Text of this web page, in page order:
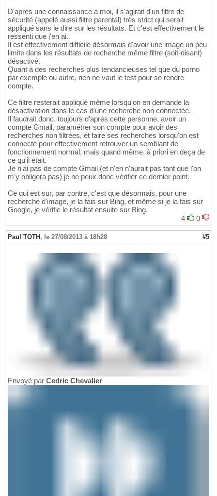
D'après une connaissance à moi, il s'agirait d'un filtre de
sécurité (appelé aussi filtre parental) très strict qui serait
appliqué sans le dire sur les résultats. Et c'est effectivement le
ressenti que j'en ai.
Il est effectivement difficile désormais d'avoir une image un peu
limite dans les résultats de recherche même filtre (soit-disant)
désactivé.
Quant à des recherches plus tendancieuses tel que du porno
par exemple ou autre, rien ne vaut le test pour se rendre
compte.
Ce filtre resterait appliqué même lorsqu'on en demande la
désactivation dans le cas d'une recherche non connectée.
Il faudrait donc, toujours d'après cette personne, avoir un
compte Gmail, paramétrer son compte pour avoir des
recherches non filtrées, et faire ses recherches lorsqu'on est
connecté pour effectivement retrouver un semblant de
fonctionnement normal, mais quand même, à priori en deça de
ce qu'il était.
Je n'ai pas de compte Gmail (et n'en n'aurait pas tant que l'on
m'y obligera pas) je ne peux donc vérifier ce dernier point.
Ce qui est sur, par contre, c'est que désormais, pour une
recherche d'image, je la fais sur Bing, et même si je la fais sur
Google, je vérifie le résultat ensuite sur Bing.
4
0
Paul TOTH , le 27/08/2013 à 18h28 #5
Envoyé par Cedric Chevalier